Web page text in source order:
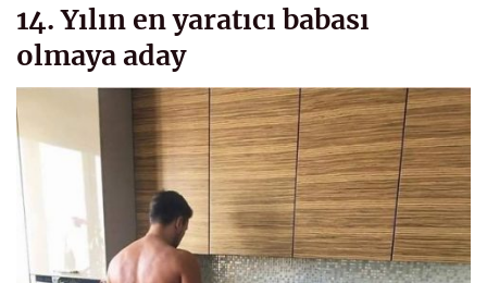
14. Yılın en yaratıcı babası
olmaya aday